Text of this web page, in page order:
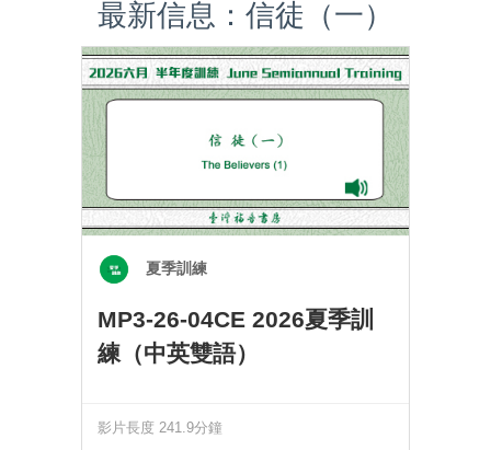
最新信息：信徒（一）
夏季訓練
MP3-26-04CE 2026夏季訓
練（中英雙語）
影片長度 241.9分鐘